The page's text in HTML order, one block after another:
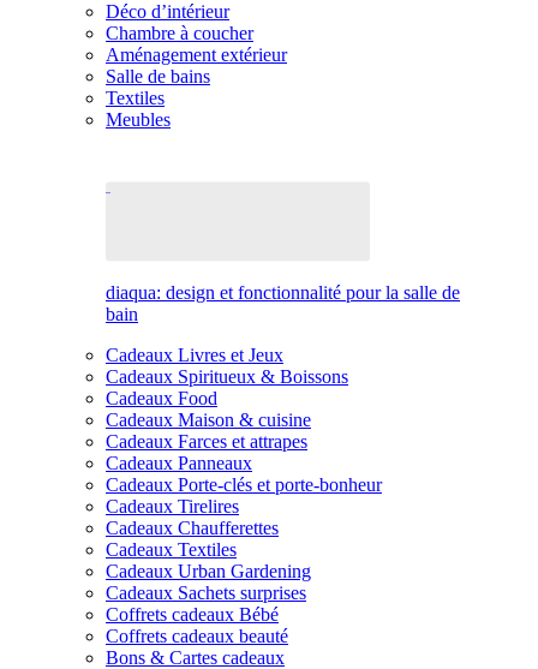
Déco d’intérieur
Chambre à coucher
Aménagement extérieur
Salle de bains
Textiles
Meubles
diaqua: design et fonctionnalité pour la salle de
bain
Cadeaux Livres et Jeux
Cadeaux Spiritueux & Boissons
Cadeaux Food
Cadeaux Maison & cuisine
Cadeaux Farces et attrapes
Cadeaux Panneaux
Cadeaux Porte-clés et porte-bonheur
Cadeaux Tirelires
Cadeaux Chaufferettes
Cadeaux Textiles
Cadeaux Urban Gardening
Cadeaux Sachets surprises
Coffrets cadeaux Bébé
Coffrets cadeaux beauté
Bons & Cartes cadeaux